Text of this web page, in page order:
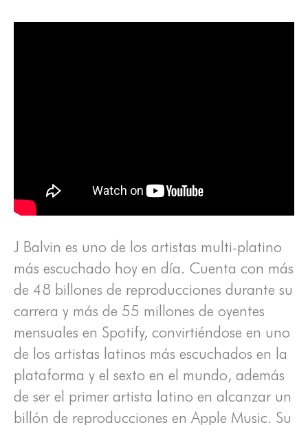
J Balvin es uno de los artistas multi-platino
más escuchado hoy en día. Cuenta con más
de 48 billones de reproducciones durante su
carrera y más de 55 millones de oyentes
mensuales en Spotify, convirtiéndose en uno
de los artistas latinos más escuchados en la
plataforma y el sexto en el mundo, además
de ser el primer artista latino en alcanzar un
billón de reproducciones en Apple Music. Su